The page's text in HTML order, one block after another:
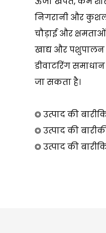
निगरानी और
चौड़ाई और
खाद्य और
डीवाटरिंग
जा सकता है।
◎ उत्पाद की
◎ उत्पाद की
◎ उत्पाद की